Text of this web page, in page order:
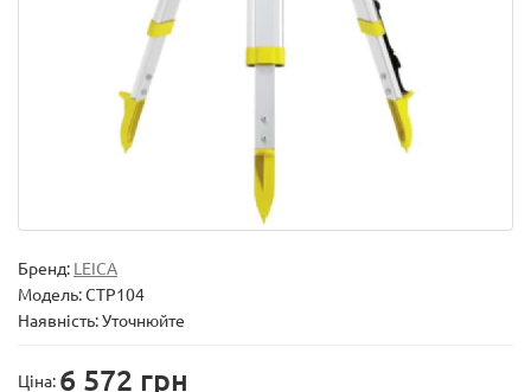
Бренд: LEICA
Модель:CTP104
Наявність: Уточнюйте
Ціна: 6 572 грн